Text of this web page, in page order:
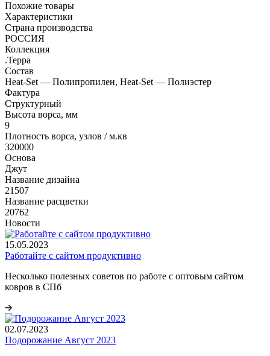
Похожие товары
Характеристики
Страна производства
РОССИЯ
Коллекция
.Терра
Состав
Heat-Set — Полипропилен, Heat-Set — Полиэстер
Фактура
Структурный
Высота ворса, мм
9
Плотность ворса, узлов / м.кв
320000
Основа
Джут
Название дизайна
21507
Название расцветки
20762
Новости
15.05.2023
Работайте с сайтом продуктивно
Несколько полезных советов по работе с оптовым сайтом
ковров в СПб
02.07.2023
Подорожание Август 2023